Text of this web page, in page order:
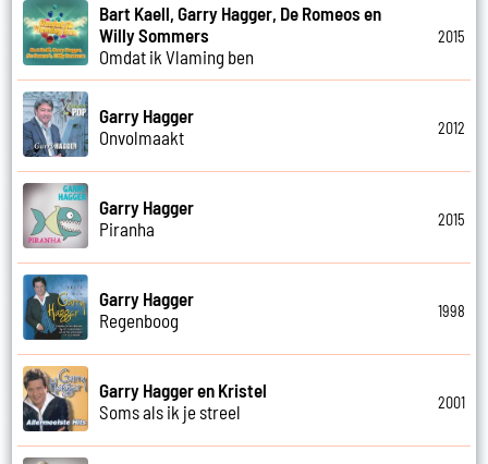
Bart Kaell, Garry Hagger, De Romeos en
Willy Sommers
Omdat ik Vlaming ben
2015
Garry Hagger
Onvolmaakt
2012
Garry Hagger
Piranha
2015
Garry Hagger
Regenboog
1998
Garry Hagger en Kristel
Soms als ik je streel
2001